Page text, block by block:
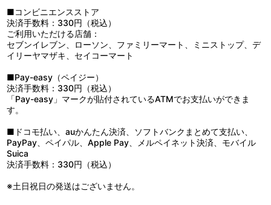
■コンビニエンスストア
決済手数料：330円（税込）
ご利用いただける店舗：
セブンイレブン、ローソン、ファミリーマート、ミニストップ、デ
イリーヤマザキ、セイコーマート
■Pay-easy（ペイジー）
決済手数料：330円（税込）
「Pay-easy」マークが貼付されているATMでお支払いができま
す。
■ドコモ払い、auかんたん決済、ソフトバンクまとめて支払い、
PayPay、ペイパル、Apple Pay、メルペイネット決済、モバイル
Suica
決済手数料：330円（税込）
※土日祝日の発送はございません。